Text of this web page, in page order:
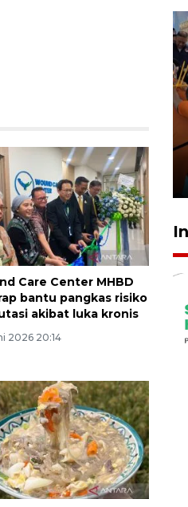
Care Center MHBD
bantu pangkas risiko
akibat luka kronis
2026 20:14